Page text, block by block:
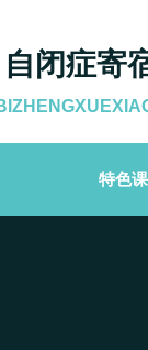
闭症寄
特色